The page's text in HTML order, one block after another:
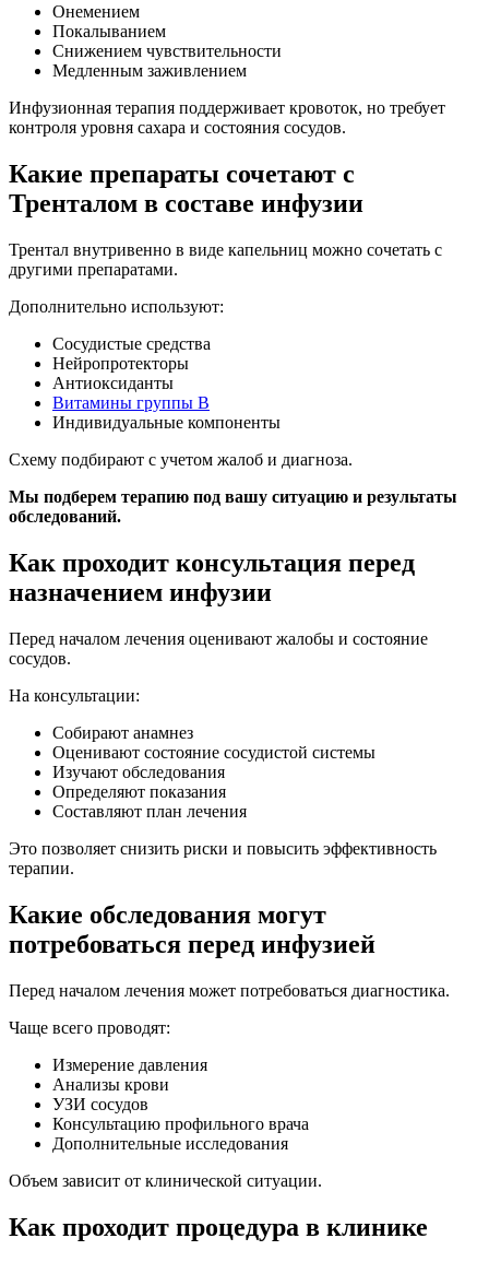
Онемением
Покалыванием
Снижением чувствительности
Медленным заживлением
Инфузионная терапия поддерживает кровоток, но требует
контроля уровня сахара и состояния сосудов.
Какие препараты сочетают с
Тренталом в составе инфузии
Трентал внутривенно в виде капельниц можно сочетать с
другими препаратами.
Дополнительно используют:
Сосудистые средства
Нейропротекторы
Антиоксиданты
Витамины группы B
Индивидуальные компоненты
Схему подбирают с учетом жалоб и диагноза.
Мы подберем терапию под вашу ситуацию и результаты
обследований.
Как проходит консультация перед
назначением инфузии
Перед началом лечения оценивают жалобы и состояние
сосудов.
На консультации:
Собирают анамнез
Оценивают состояние сосудистой системы
Изучают обследования
Определяют показания
Составляют план лечения
Это позволяет снизить риски и повысить эффективность
терапии.
Какие обследования могут
потребоваться перед инфузией
Перед началом лечения может потребоваться диагностика.
Чаще всего проводят:
Измерение давления
Анализы крови
УЗИ сосудов
Консультацию профильного врача
Дополнительные исследования
Объем зависит от клинической ситуации.
Как проходит процедура в клинике